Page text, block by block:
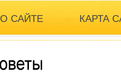
О САЙТЕ КАРТА